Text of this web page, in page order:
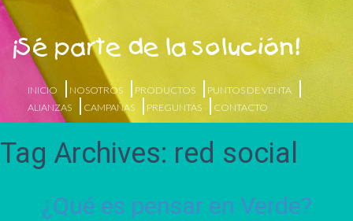
¡Sé parte de la solución!
INICIO NOSOTROS PRODUCTOS
PUNTOS DE VENTA
ALIANZAS
CAMPAÑAS PREGUNTAS CONTACTO
Tag Archives: red social
¿Qué es pensar en Verde?